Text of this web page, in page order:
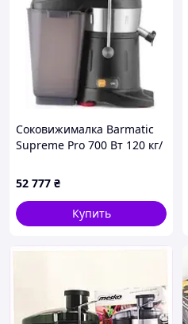
Соковижималка Barmatic
Supreme Pro 700 Вт 120 кг/
52 777 ₴
Купить